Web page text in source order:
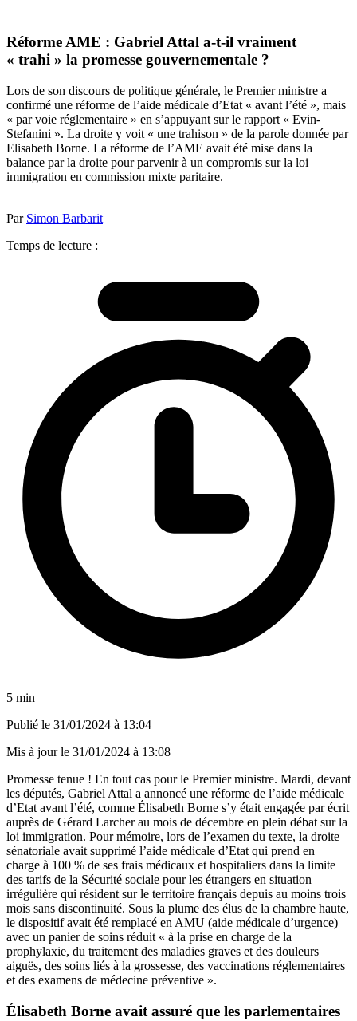
Réforme AME : Gabriel Attal a-t-il vraiment
« trahi » la promesse gouvernementale ?
Lors de son discours de politique générale, le Premier ministre a
confirmé une réforme de l’aide médicale d’Etat « avant l’été », mais
« par voie réglementaire » en s’appuyant sur le rapport « Evin-
Stefanini ». La droite y voit « une trahison » de la parole donnée par
Elisabeth Borne. La réforme de l’AME avait été mise dans la
balance par la droite pour parvenir à un compromis sur la loi
immigration en commission mixte paritaire.
Par Simon Barbarit
Temps de lecture :
5 min
Publié le 31/01/2024 à 13:04
Mis à jour le 31/01/2024 à 13:08
Promesse tenue ! En tout cas pour le Premier ministre. Mardi, devant
les députés, Gabriel Attal a annoncé une réforme de l’aide médicale
d’Etat avant l’été, comme Élisabeth Borne s’y était engagée par écrit
auprès de Gérard Larcher au mois de décembre en plein débat sur la
loi immigration. Pour mémoire, lors de l’examen du texte, la droite
sénatoriale avait supprimé l’aide médicale d’Etat qui prend en
charge à 100 % de ses frais médicaux et hospitaliers dans la limite
des tarifs de la Sécurité sociale pour les étrangers en situation
irrégulière qui résident sur le territoire français depuis au moins trois
mois sans discontinuité. Sous la plume des élus de la chambre haute,
le dispositif avait été remplacé en AMU (aide médicale d’urgence)
avec un panier de soins réduit « à la prise en charge de la
prophylaxie, du traitement des maladies graves et des douleurs
aiguës, des soins liés à la grossesse, des vaccinations réglementaires
et des examens de médecine préventive ».
Élisabeth Borne avait assuré que les parlementaires